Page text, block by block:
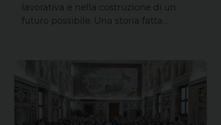
lavorativa e nella costruzione di un
futuro possibile. Una storia fatta…